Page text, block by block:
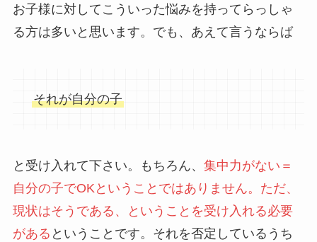
お子様に対してこういった悩みを持ってらっしゃ
る方は多いと思います。でも、あえて言うならば
それが自分の子
と受け入れて下さい。もちろん、 集中力がない＝
自分の子でOKということではありません。ただ、
現状はそうである、ということを受け入れる必要
がある ということです。それを否定しているうち